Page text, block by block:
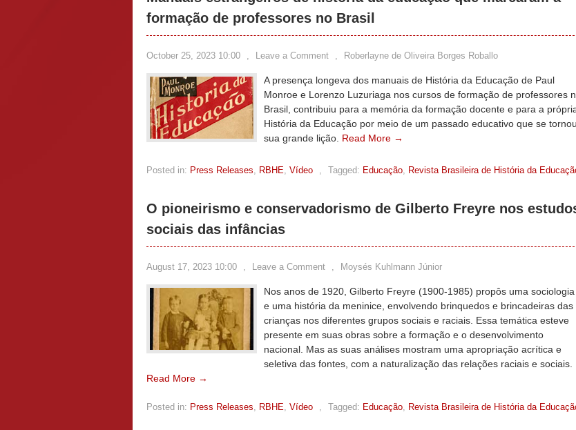
formação de professores no Brasil
October 25, 2023 10:00 , Leave a Comment , Roberlayne de Oliveira Borges Roballo
A presença longeva dos manuais de História da Educação de Paul
Monroe e Lorenzo Luzuriaga nos cursos de formação de professores
Brasil, contribuiu para a memória da formação docente e para a
História da Educação por meio de um passado educativo que se tornou
sua grande lição. Read More →
Posted in: Press Releases, RBHE, Vídeo , Tagged: Educação, Revista Brasileira de História da
O pioneirismo e conservadorismo de Gilberto Freyre nos
sociais das infâncias
August 17, 2023 10:00 , Leave a Comment , Moysés Kuhlmann Júnior
Nos anos de 1920, Gilberto Freyre (1900-1985) propôs uma sociologia
e uma história da meninice, envolvendo brinquedos e brincadeiras das
crianças nos diferentes grupos sociais e raciais. Essa temática esteve
presente em suas obras sobre a formação e o desenvolvimento
nacional. Mas as suas análises mostram uma apropriação acrítica e
seletiva das fontes, com a naturalização das relações raciais e sociais.
Read More →
Posted in: Press Releases, RBHE, Vídeo , Tagged: Educação, Revista Brasileira de História da